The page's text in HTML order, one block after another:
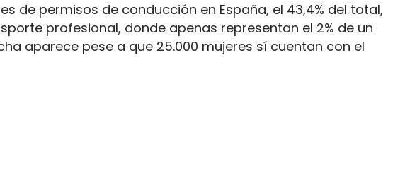
de permisos de conducción en España, el 43,4% del total,
profesional, donde apenas representan el 2% de un
aparece pese a que 25.000 mujeres sí cuentan con el